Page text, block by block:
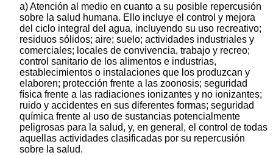
a) Atención al medio en cuanto a su posible repercusión
sobre la salud humana. Ello incluye el control y mejora
del ciclo integral del agua, incluyendo su uso recreativo;
residuos sólidos; aire; suelo; actividades industriales y
comerciales; locales de convivencia, trabajo y recreo;
control sanitario de los alimentos e industrias,
establecimientos o instalaciones que los produzcan y
elaboren; protección frente a las zoonosis; seguridad
física frente a las radiaciones ionizantes y no ionizantes;
ruido y accidentes en sus diferentes formas; seguridad
química frente al uso de sustancias potencialmente
peligrosas para la salud, y, en general, el control de todas
aquellas actividades clasificadas por su repercusión
sobre la salud.